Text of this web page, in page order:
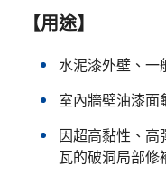
【用途】
水泥漆外壁、一
室內牆壁油漆面
因超高黏性、高
瓦的破洞局部修